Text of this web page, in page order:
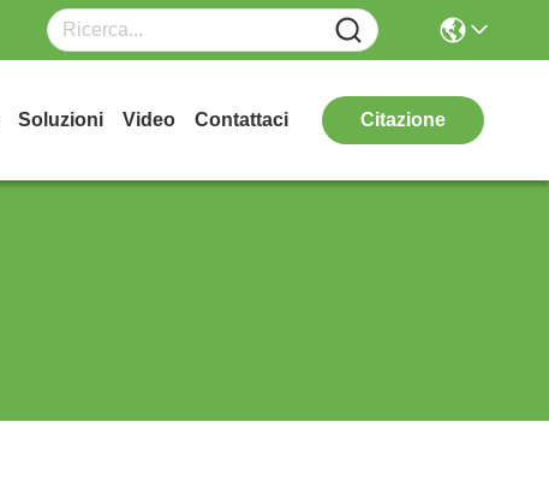
Soluzioni Video Contattaci Citazione